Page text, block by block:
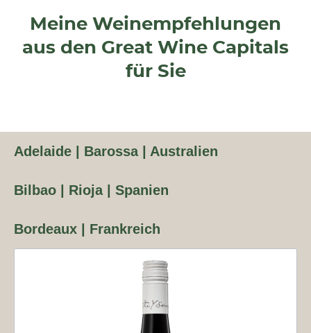
Meine Weinempfehlungen
aus den Great Wine Capitals
für Sie
Adelaide | Barossa | Australien
Bilbao | Rioja | Spanien
Bordeaux | Frankreich